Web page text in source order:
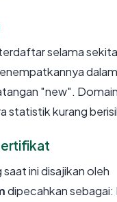
selama
dalam
"new".
statistik kurang
ini disajikan oleh
dipecahkan sebagai: